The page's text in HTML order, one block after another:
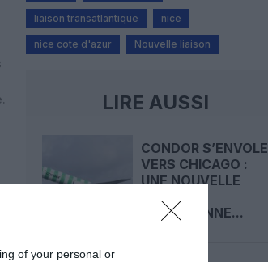
of your personal or
liaison transatlantique nice
nice cote d'azur Nouvelle liaison
LIRE AUSSI
CONDOR S’ENVOLE
VERS CHICAGO :
UNE NOUVELLE
LIGNE
QUOTIDIENNE...